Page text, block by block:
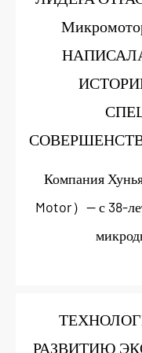
Компания
Motor）— с 38-
РАЗВИТИЮ